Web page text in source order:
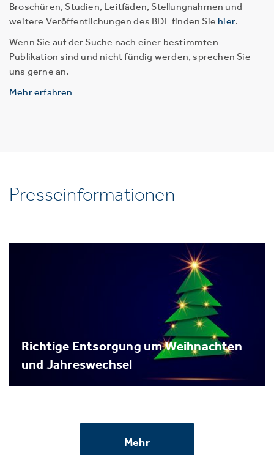
Broschüren, Studien, Leitfäden, Stellungnahmen und
weitere Veröffentlichungen des BDE finden Sie hier.
Wenn Sie auf der Suche nach einer bestimmten
Publikation sind und nicht fündig werden, sprechen Sie
uns gerne an.
Mehr erfahren
Presseinformationen
Richtige Entsorgung um Weihnachten
und Jahreswechsel
Mehr